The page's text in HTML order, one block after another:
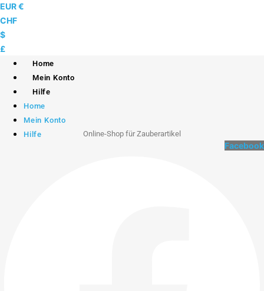
Skip
to
content
EUR €
CHF
$
£
Home
Mein Konto
Hilfe
Home
Mein Konto
Hilfe
Online-Shop für Zauberartikel
Facebook